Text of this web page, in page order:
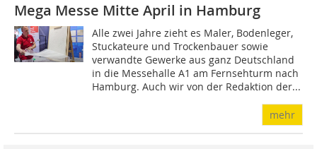
Mega Messe Mitte April in Hamburg
Alle zwei Jahre zieht es Maler, Bodenleger,
Stuckateure und Trockenbauer sowie
verwandte Gewerke aus ganz Deutschland
in die Messehalle A1 am Fernsehturm nach
Hamburg. Auch wir von der Redaktion der...
mehr